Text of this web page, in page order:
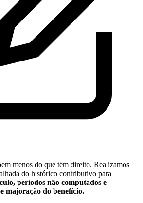
menos do que têm direito. Realizamos
do histórico contributivo para
períodos não computados e
majoração do benefício.